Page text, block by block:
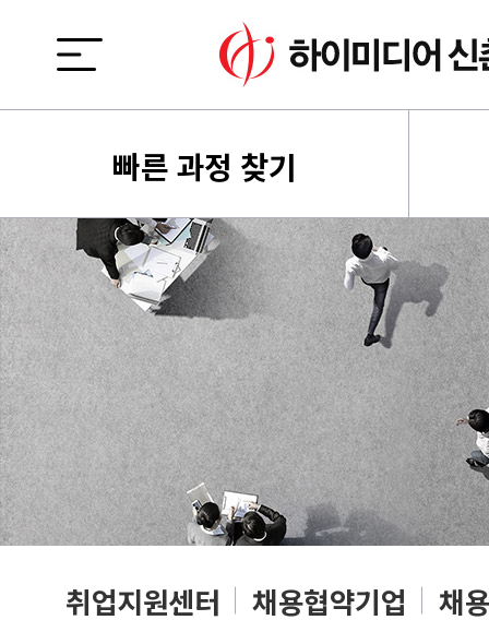
빠른 과정 찾기
취업지원센터 채용협약기업 채